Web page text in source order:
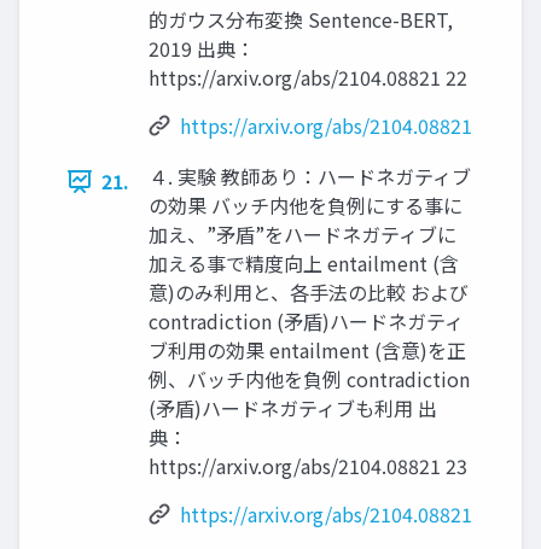
的ガウス分布変換 Sentence-BERT,
2019 出典：
https://arxiv.org/abs/2104.08821 22
https://arxiv.org/abs/2104.08821
21.
４. 実験 教師あり：ハードネガティブ
の効果 バッチ内他を負例にする事に
加え、”矛盾”をハードネガティブに
加える事で精度向上 entailment (含
意)のみ利用と、各手法の比較 および
contradiction (矛盾)ハードネガティ
ブ利用の効果 entailment (含意)を正
例、バッチ内他を負例 contradiction
(矛盾)ハードネガティブも利用 出
典：
https://arxiv.org/abs/2104.08821 23
https://arxiv.org/abs/2104.08821